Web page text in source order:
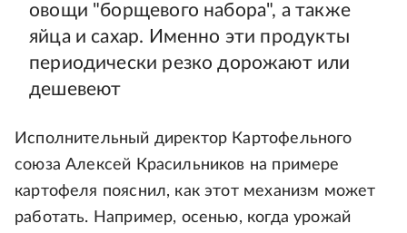
овощи "борщевого набора", а также
яйца и сахар. Именно эти продукты
периодически резко дорожают или
дешевеют
Исполнительный директор Картофельного
союза Алексей Красильников на примере
картофеля пояснил, как этот механизм может
работать. Например, осенью, когда урожай